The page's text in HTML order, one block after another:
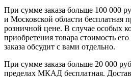
При сумме заказа больше 100 000
и Московской области бесплатная
розничной цене. В случае особых
приобретения товара стоимость
заказа обсудит с вами отдельно.
При сумме заказа больше 20 000
пределах МКАД бесплатная.